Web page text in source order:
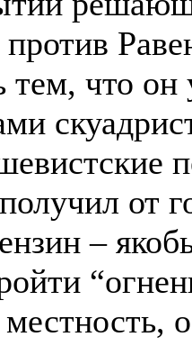
тем, что
от
–